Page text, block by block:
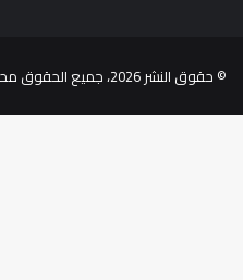
© حقوق النشر 2026، جميع الحقوق محفوظة |